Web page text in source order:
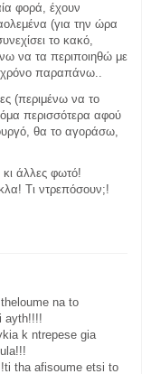
φορά, έχουν
(για την ώρα
το κακό,
να τα περιποιηθώ με
χρόνο παραπάνω..
(περιμένω να το
περισσότερα αφού
θα το αγοράσω,
άλλες φωτό!
Τι ντρεπόσουν;!
na to
ayth!!!!
k ntrepese gia
tha afisoume etsi to